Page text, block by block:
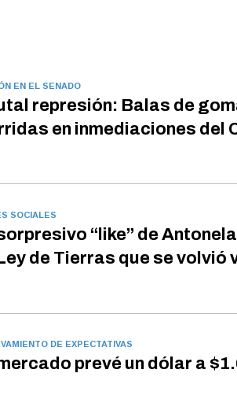
EN EL SENADO
represión: Balas de
en inmediaciones del
SOCIALES
“like” de
de Tierras que se volvió
DE EXPECTATIVAS
prevé un dólar a